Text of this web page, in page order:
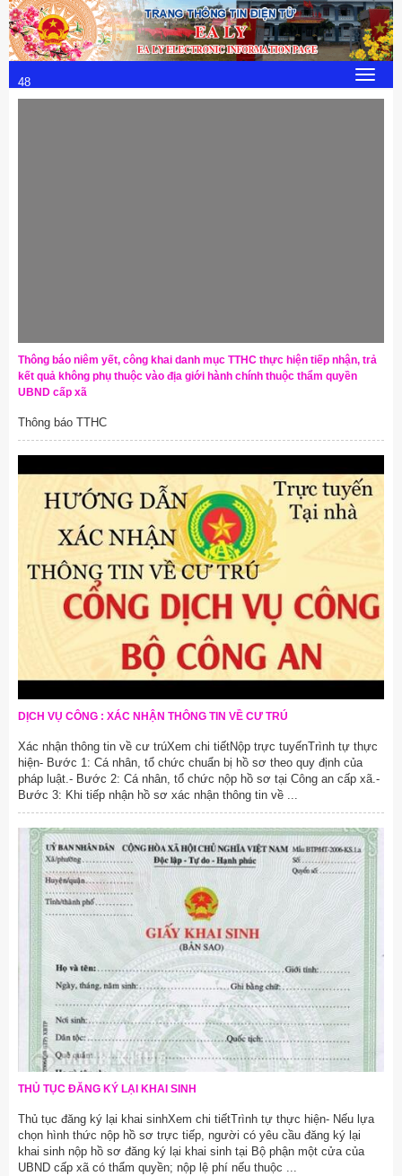
Chủ Nhật, 9/8/2026
15
:
48
Toggle
Thông báo niêm yết, công khai danh mục TTHC thực hiện tiếp nhận, trả
kết quả không phụ thuộc vào địa giới hành chính thuộc thẩm quyền
UBND cấp xã
Thông báo TTHC
DỊCH VỤ CÔNG : XÁC NHẬN THÔNG TIN VỀ CƯ TRÚ
Xác nhận thông tin về cư trúXem chi tiếtNộp trực tuyếnTrình tự thực
hiện- Bước 1: Cá nhân, tổ chức chuẩn bị hồ sơ theo quy định của
pháp luật.- Bước 2: Cá nhân, tổ chức nộp hồ sơ tại Công an cấp xã.-
Bước 3: Khi tiếp nhận hồ sơ xác nhận thông tin về ...
THỦ TỤC ĐĂNG KÝ LẠI KHAI SINH
Thủ tục đăng ký lại khai sinhXem chi tiếtTrình tự thực hiện- Nếu lựa
chọn hình thức nộp hồ sơ trực tiếp, người có yêu cầu đăng ký lại
khai sinh nộp hồ sơ đăng ký lại khai sinh tại Bộ phận một cửa của
UBND cấp xã có thẩm quyền; nộp lệ phí nếu thuộc ...